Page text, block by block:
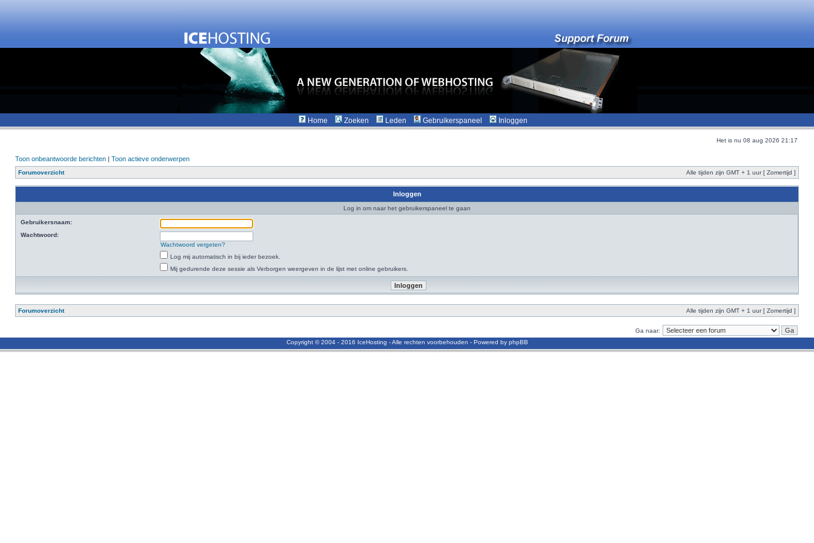
Home Zoeken Leden Gebruikerspaneel Inloggen
Het is nu 08 aug 2026 21:17
Toon onbeantwoorde berichten | Toon actieve onderwerpen
Forumoverzicht Alle tijden zijn GMT + 1 uur [ Zomertijd ]
Inloggen
Log in om naar het gebruikerspaneel te gaan
Gebruikersnaam:
Wachtwoord:
Wachtwoord vergeten?
Log mij automatisch in bij ieder bezoek.
Mij gedurende deze sessie als Verborgen weergeven in de lijst met online gebruikers.
Forumoverzicht Alle tijden zijn GMT + 1 uur [ Zomertijd ]
Ga naar:
Copyright © 2004 - 2016 IceHosting - Alle rechten voorbehouden - Powered by phpBB